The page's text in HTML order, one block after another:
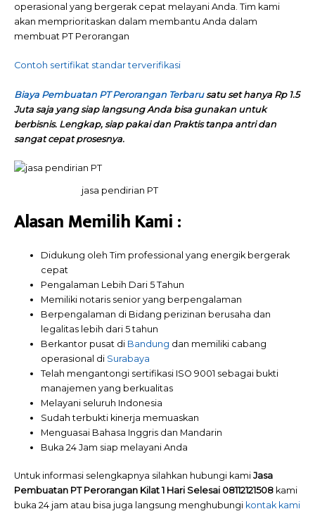
operasional yang bergerak cepat melayani Anda. Tim kami
akan memprioritaskan dalam membantu Anda dalam
membuat PT Perorangan
Contoh sertifikat standar terverifikasi
Biaya Pembuatan PT Perorangan Terbarusatu set hanya Rp 1.5
Juta saja yang siap langsung Anda bisa gunakan untuk
berbisnis. Lengkap, siap pakai dan Praktis tanpa antri dan
sangat cepat prosesnya.
jasa pendirian PT
Alasan MemilihKami:
Didukung oleh Tim professional yang energik bergerak
cepat
Pengalaman Lebih Dari 5 Tahun
Memiliki notaris senior yang berpengalaman
Berpengalaman di Bidang perizinan berusaha dan
legalitas lebih dari 5 tahun
Berkantor pusat di Bandung dan memiliki cabang
operasional di Surabaya
Telah mengantongi sertifikasi ISO 9001 sebagai bukti
manajemen yang berkualitas
Melayani seluruh Indonesia
Sudah terbukti kinerja memuaskan
Menguasai Bahasa Inggris dan Mandarin
Buka 24 Jam siap melayani Anda
Untuk informasi selengkapnya silahkan hubungi kami Jasa
Pembuatan PT Perorangan Kilat 1 Hari Selesai 08112121508 kami
buka 24 jam atau bisa juga langsung menghubungi kontak kami